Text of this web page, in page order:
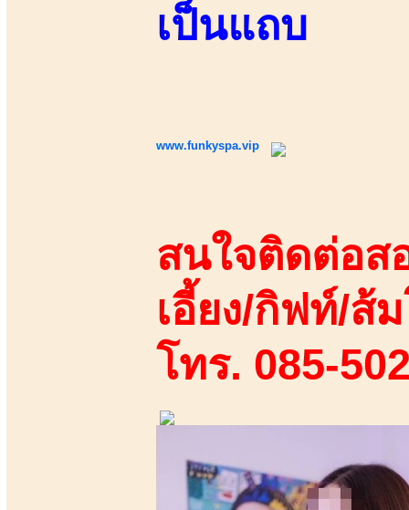
เป็นแถบ
www.funkyspa.vip
สนใจติดต่อส
เอี้ยง/กิฟท์/ส้
โทร. 085-